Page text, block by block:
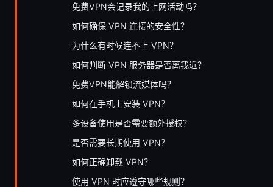
免费VPN会记录我的上网活动吗？
如何确保 VPN 连接的安全性？
为什么有时候连不上 VPN？
如何判断 VPN 服务器是否离我近？
免费VPN能解锁流媒体吗？
如何在手机上安装 VPN？
多设备使用是否需要额外授权？
是否需要长期使用 VPN？
如何正确卸载 VPN？
使用 VPN 时应遵守哪些规则？